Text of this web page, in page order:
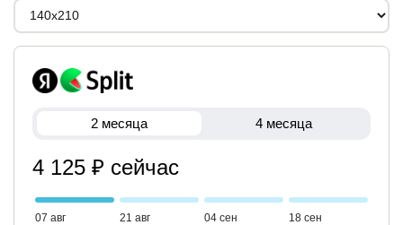
2 месяца 4 месяца
4 125 ₽ сейчас
07 авг
21 авг
04 сен
18 сен